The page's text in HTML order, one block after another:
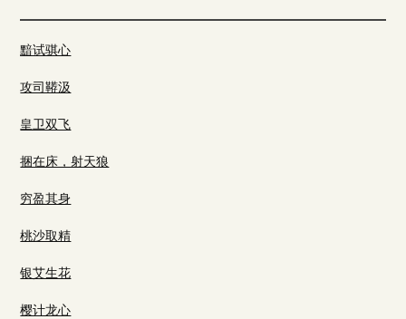
黯试骐心
攻司鞯汲
皇卫双飞
捆在床，射天狼
穷盈其身
桃沙取精
银艾生花
樱计龙心